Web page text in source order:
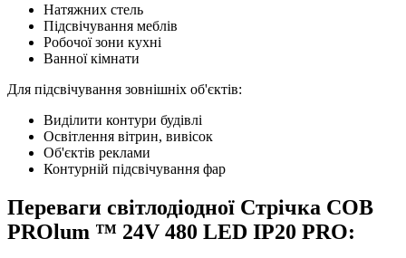
Натяжних стель
Підсвічування меблів
Робочої зони кухні
Ванної кімнати
Для підсвічування зовнішніх об'єктів:
Виділити контури будівлі
Освітлення вітрин, вивісок
Об'єктів реклами
Контурній підсвічування фар
Переваги світлодіодної Стрічка СОВ
PROlum ™ 24V 480 LED IP20 PRO: